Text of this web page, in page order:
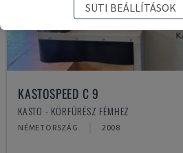
KASTOSPEED C 9
KASTO - KÖRFŰRÉSZ FÉMHEZ
NÉMETORSZÁG 2008
SÜTI BEÁLLÍTÁSOK